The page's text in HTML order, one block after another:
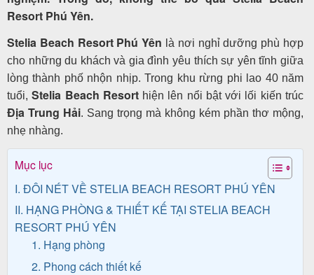
Quy
Nhơn
Lịch
khởi
hành
Tin
du
lịch
Resort Phú Yên.
Stelia Beach Resort Phú Yên là nơi nghỉ dưỡng phù hợp
cho những du khách và gia đình yêu thích sự yên tĩnh giữa
lòng thành phố nhộn nhịp. Trong khu rừng phi lao 40 năm
tuổi,Stelia Beach Resort hiện lên nổi bật với lối kiến trúc
Địa Trung Hải. Sang trọng mà không kém phần thơ mộng,
nhẹ nhàng.
Mục lục
I. ĐÔI NÉT VỀ STELIA BEACH RESORT PHÚ YÊN
II. HẠNG PHÒNG & THIẾT KẾ TẠI STELIA BEACH
RESORT PHÚ YÊN
1. Hạng phòng
2. Phong cách thiết kế